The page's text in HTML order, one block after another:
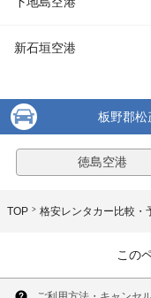
新石垣空港
板野郡松
徳島空港
TOP 格安レンタカー比較・
この